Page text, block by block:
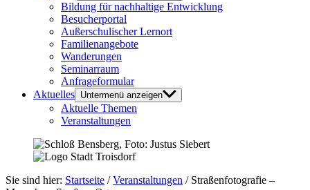
Bildung für nachhaltige Entwicklung
Besucherportal
Außerschulischer Lernort
Familienangebote
Wanderungen
Seminarraum
Anfrageformular
Aktuelles Untermenü anzeigen
Aktuelle Themen
Veranstaltungen
Sie sind hier: Startseite /Veranstaltungen / Straßenfotografie –